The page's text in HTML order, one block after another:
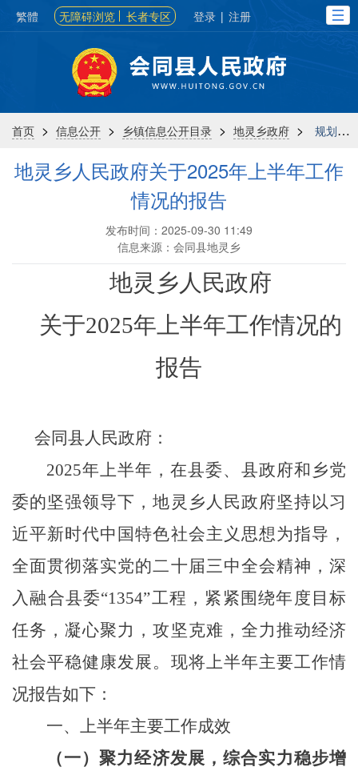
繁體 无障碍浏览 长者专区 登录 | 注册
首页 > 信息公开 > 乡镇信息公开目录 > 地灵乡政府 > 规划计划
地灵乡人民政府关于2025年上半年工作
情况的报告
发布时间：2025-09-30 11:49
信息来源：会同县地灵乡
地灵 乡人民政府
关于2025年上半年工作情况的
报告
会同县人民政府：
2025年上半年，在县委、县政府和乡党
委的坚强领导下，地灵 乡人民政府坚持以习
近平新时代中国特色社会主义思想为指导，
全面贯彻落实党的二十届三中全会精神 ，深
入融合县委“1354”工程， 紧紧围绕年度目标
任务，凝心聚力，攻坚克难，全力推动经济
社会平稳健康发展。现将上半年主要工作情
况报告如下：
一、上半年主要工作成效
（一）聚力经济发展，综合实力稳步增